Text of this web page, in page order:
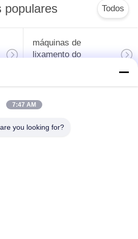
populares Todos
máquinas de
lixamento do
máquina da imprensa
7:47 AM
you looking for?